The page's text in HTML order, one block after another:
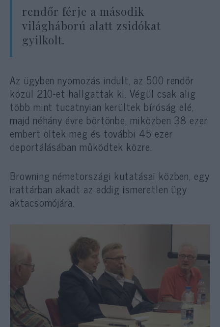
rendőr férje a második
világháború alatt zsidókat
gyilkolt.
Az ügyben nyomozás indult, az 500 rendőr
közül 210-et hallgattak ki. Végül csak alig
több mint tucatnyian kerültek bíróság elé,
majd néhány évre börtönbe, miközben 38 ezer
embert öltek meg és további 45 ezer
deportálásában működtek közre.
Browning németországi kutatásai közben, egy
irattárban akadt az addig ismeretlen ügy
aktacsomójára.